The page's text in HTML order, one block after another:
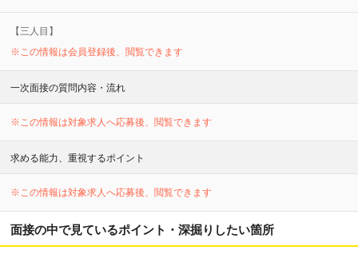
【三 人目】
※この情報は会員登録後、閲覧できます
一次面接の質問内容・流れ
※この情報は対象求人へ応募後、閲覧できます
求める能力、重視するポイント
※この情報は対象求人へ応募後、閲覧できます
面接の中で見ているポイント・深掘りしたい箇所